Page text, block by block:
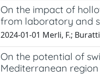
On the impact of
from laboratory and
2024-01-01 Merli, F.;
On the potential of
Mediterranean region